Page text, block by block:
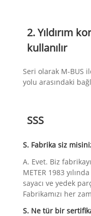
2. Yıldırım
kullanılır
Seri olarak M-BUS
yolu arasındaki
SSS
S. Fabrika siz
A. Evet. Biz
METER 1983
sayacı ve yedek
Fabrikamızı her
S. Ne tür bir